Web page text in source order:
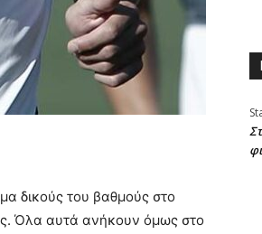
δικούς του βαθμούς στο
Όλα αυτά ανήκουν όμως στο